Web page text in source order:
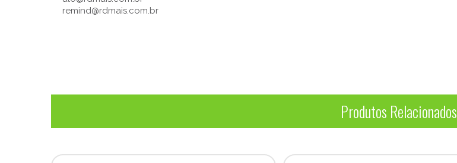
remind@rdmais.com.br
Produtos Relacionados